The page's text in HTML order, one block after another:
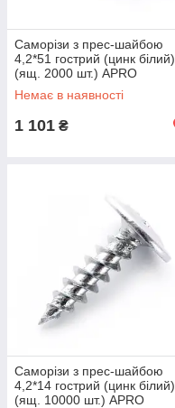
Саморізи з прес-шайбою
4,2*51 гострий (цинк білий)
(ящ. 2000 шт.) APRO
Немає в наявності
1 101 ₴
Саморізи з прес-шайбою
4,2*14 гострий (цинк білий)
(ящ. 10000 шт.) APRO